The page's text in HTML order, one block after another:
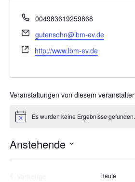
Telefon
004983619259868
Email
gutensohn@lbm-ev.de
Webseite
http://www.lbm-ev.de
Veranstaltungen von diesem veranstalter
HinweisEs wurden keine Ergebnisse gefunden.
Anstehende
Heute